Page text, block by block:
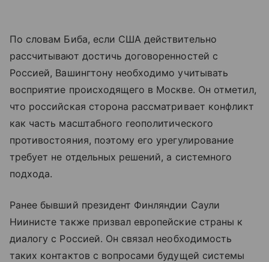
По словам Биба, если США действительно
рассчитывают достичь договоренностей с
Россией, Вашингтону необходимо учитывать
восприятие происходящего в Москве. Он отметил,
что российская сторона рассматривает конфликт
как часть масштабного геополитического
противостояния, поэтому его урегулирование
требует не отдельных решений, а системного
подхода.
Ранее бывший президент Финляндии Саули
Ниинисте также призвал европейские страны к
диалогу с Россией. Он связал необходимость
таких контактов с вопросами будущей системы